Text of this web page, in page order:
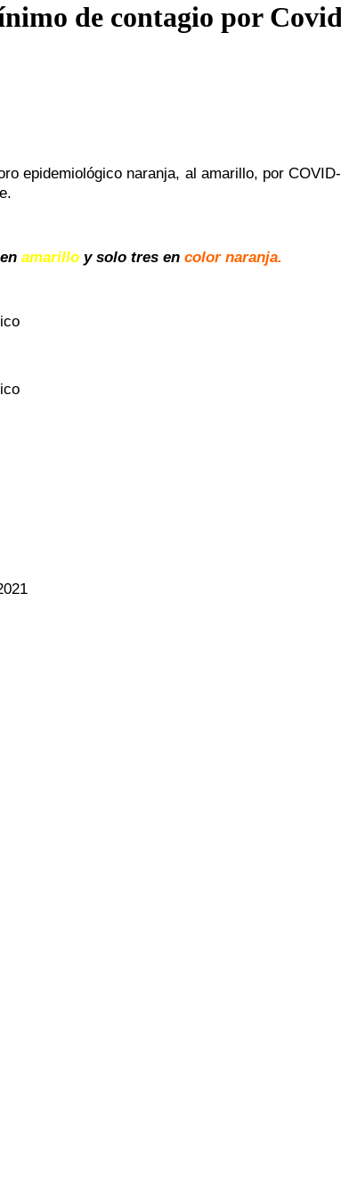
de contagio por
epidemiológico naranja, al amarillo, por
amarillo y solo tres en color naranja.